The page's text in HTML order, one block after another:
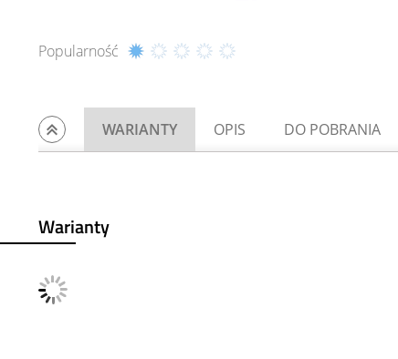
Popularność
WARIANTY OPIS DO POBRANIA
Warianty